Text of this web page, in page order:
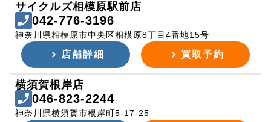
サイクルズ相模原駅前店
042-776-3196
神奈川県相模原市中央区相模原8丁目4番地15号
店舗詳細 買取予約
横須賀根岸店
046-823-2244
神奈川県横須賀市根岸町5-17-25